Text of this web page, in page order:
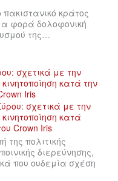
κράτος
φορά δολοφονική
της…
σχετικά με την
κατά την
Iris
της πολιτικής
διερεύνησης,
που ουδεμία σχέση